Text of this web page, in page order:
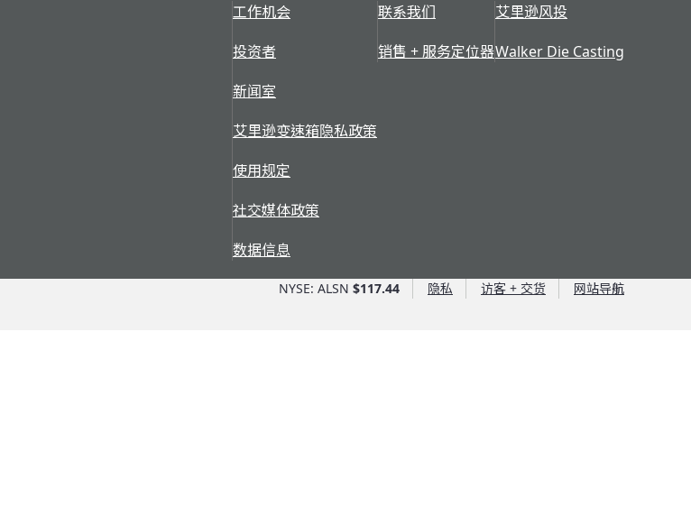
工作机会
投资者
新闻室
艾里逊变速箱隐私政策
使用规定
社交媒体政策
数据信息
联系我们
销售 + 服务定位器
艾里逊风投
Walker Die Casting
NYSE: ALSN $117.44 隐私 访客 + 交货 网站导航